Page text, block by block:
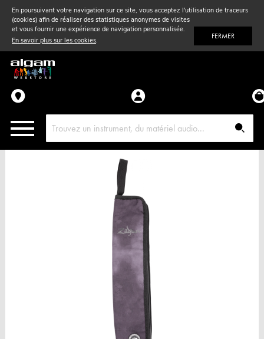
En poursuivant votre navigation sur ce site, vous acceptez l'utilisation de traceurs
(cookies) afin de réaliser des statistiques anonymes de visites
et vous fournir une expérience de navigation personnalisée.
En savoir plus sur les cookies. FERMER
Vent& Violon
Accessoires
Pièces détachées